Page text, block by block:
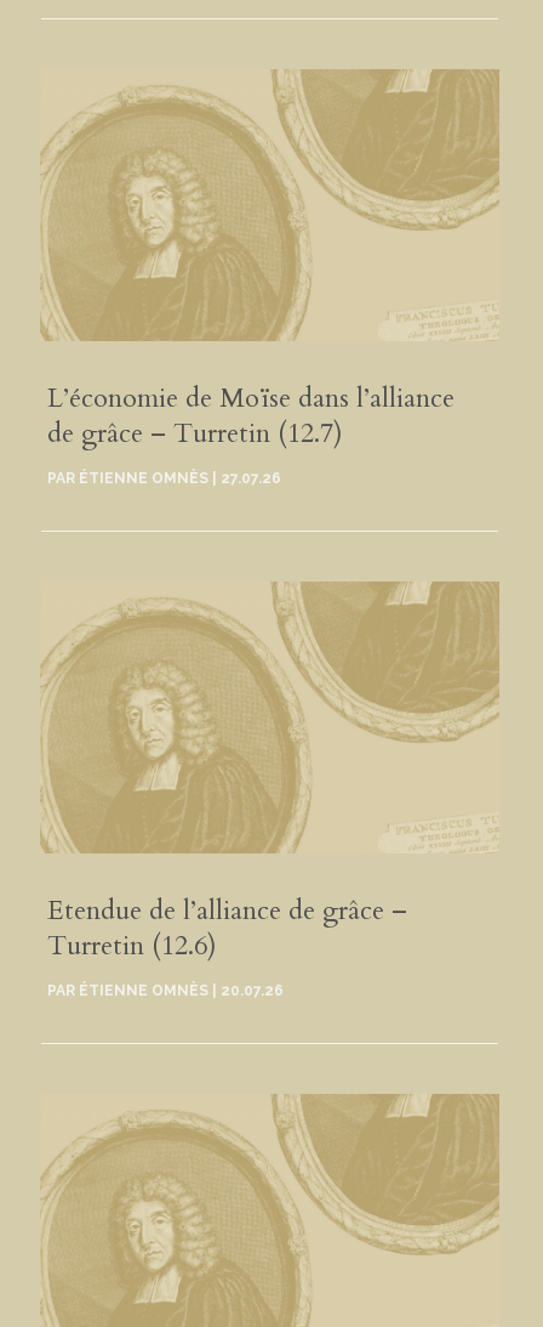
L’économie de Moïse dans l’alliance
de grâce – Turretin (12.7)
PAR ÉTIENNE OMNÈS 27.07.26
Etendue de l’alliance de grâce –
Turretin (12.6)
PAR ÉTIENNE OMNÈS 20.07.26